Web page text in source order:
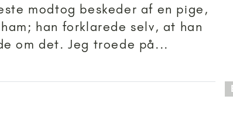
modtog beskeder af en pige,
han forklarede selv, at han
om det. Jeg troede på...